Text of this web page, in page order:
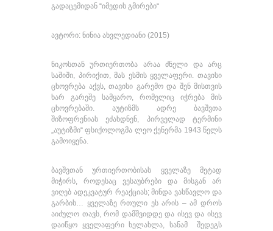
გადაცემიდან “იმედის გმირები“
ავტორი: ნინია ახვლედიანი (2015)
ნიკოსთან ურთიერთობა არაა ძნელი და არც
საშიში, პირიქით, მას ესმის ყველაფერი. თავისი
ცხოვრება აქვს, თავისი გარემო და შენ მისთვის
ხარ გარეშე სამყარო, რომელიც იჭრება მის
ცხოვრებაში. აუტიზმს ადრე ბავშვთა
შიზოფრენიას ეძახდნენ, პირველად ტერმინი
„აუტიზმი“ ფსიქოლოგმა ლეო ქენერმა 1943 წელს
გამოიყენა.
ბავშვთან ურთიერთობისას ყველაზე მეტად
მიჭირს, როდესაც ვესაუბრები და მისგან არ
ვიღებ ადეკვატურ რეაქციას; მინდა ვასწავლო და
გარბის… ყველაზე რთული ეს არის – ამ დროს
აიძულო თავს, რომ დამშვიდდე და ისევ და ისევ
დაიწყო ყველაფერი ხელახლა, სანამ შედეგს